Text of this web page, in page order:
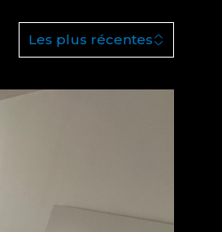
Les plus récentes